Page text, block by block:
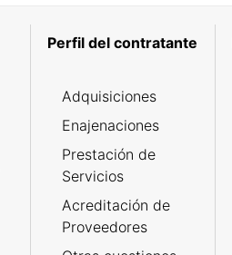
Perfil del contratante
Adquisiciones
Enajenaciones
Prestación de
Servicios
Acreditación de
Proveedores